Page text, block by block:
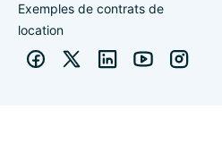
Exemples de contrats de
location